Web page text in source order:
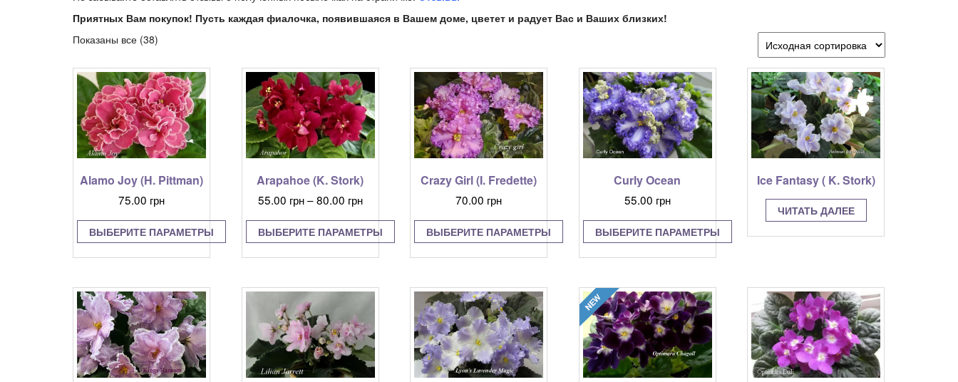
Приятных Вам покупок! Пусть каждая фиалочка, появившаяся в Вашем доме, цветет и радует Вас и Ваших близких!
Показаны все (38)
Alamo Joy (H. Pittman)
75.00 грн
ВЫБЕРИТЕ ПАРАМЕТРЫ
Этот
имеет
несколько
вариаций.
Опции
можно
выбрать
на
Arapahoe (K. Stork)
55.00 грн–80.00 грнДиапазон
55.00 грн
–
80.00 грн
ВЫБЕРИТЕ ПАРАМЕТРЫ
Этот
имеет
несколько
вариаций.
Опции
можно
выбрать
на
Crazy Girl (I. Fredette)
70.00 грн
ВЫБЕРИТЕ ПАРАМЕТРЫ
Этот
имеет
несколько
вариаций.
Опции
можно
выбрать
на
Curly Ocean
55.00 грн
ВЫБЕРИТЕ ПАРАМЕТРЫ
Этот
имеет
несколько
вариаций.
Опции
можно
выбрать
на
Ice Fantasy ( K. Stork)
ЧИТАТЬ ДАЛЕЕ